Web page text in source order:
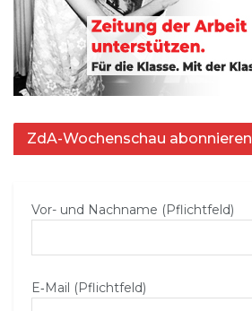
ZdA-Wochenschau abonnieren
Vor- und Nachname (Pflichtfeld)
E‑Mail (Pflichtfeld)